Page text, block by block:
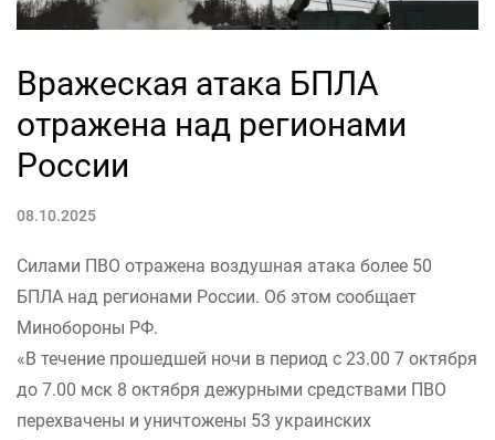
Вражеская атака БПЛА
отражена над регионами
России
08.10.2025
Силами ПВО отражена воздушная атака более 50
БПЛА над регионами России. Об этом сообщает
Минобороны РФ.
«В течение прошедшей ночи в период с 23.00 7 октября
до 7.00 мск 8 октября дежурными средствами ПВО
перехвачены и уничтожены 53 украинских